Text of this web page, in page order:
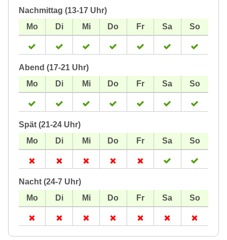
Nachmittag (13-17 Uhr)
Abend (17-21 Uhr)
Spät (21-24 Uhr)
Nacht (24-7 Uhr)